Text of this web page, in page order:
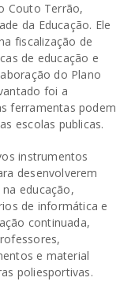
Couto Terrão,
da Educação. Ele
fiscalização de
de educação e
do Plano
foi a
ferramentas podem
escolas publicas.
instrumentos
desenvolverem
educação,
de informática e
continuada,
e material
poliesportivas.